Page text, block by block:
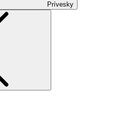
Prívesky